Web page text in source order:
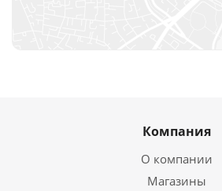
Компания
О компании
Магазины